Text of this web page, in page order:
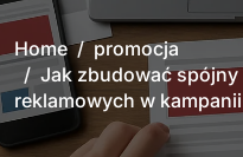
Home
promocja
Jak zbudować
reklamowych w